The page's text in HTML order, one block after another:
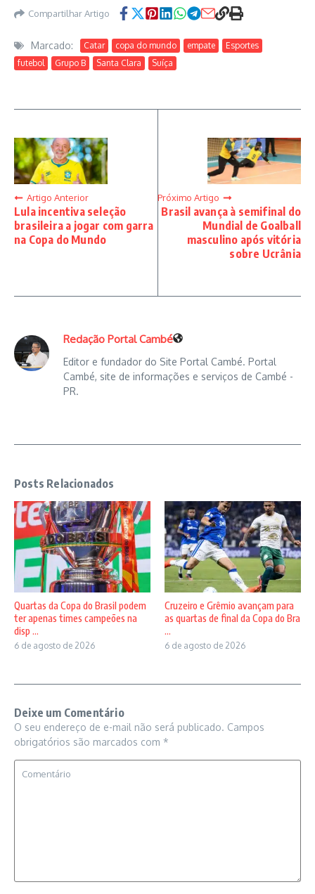
Compartilhar Artigo
Marcado: Catar copa do mundo empate
Esportes
futebol
Grupo B Santa Clara Suíça
Artigo Anterior
Lula incentiva seleção
brasileira a jogar com garra
na Copa do Mundo
Próximo Artigo
Brasil avança à semifinal do
Mundial de Goalball
masculino após vitória
sobre Ucrânia
Redação Portal Cambé
Editor e fundador do Site Portal Cambé. Portal
Cambé, site de informações e serviços de Cambé -
PR.
Posts Relacionados
Quartas da Copa do Brasil podem
ter apenas times campeões na
disp ...
6 de agosto de 2026
Cruzeiro e Grêmio avançam para
as quartas de final da Copa do Bra
...
6 de agosto de 2026
Deixe um Comentário
O seu endereço de e-mail não será publicado. Campos
obrigatórios são marcados com *